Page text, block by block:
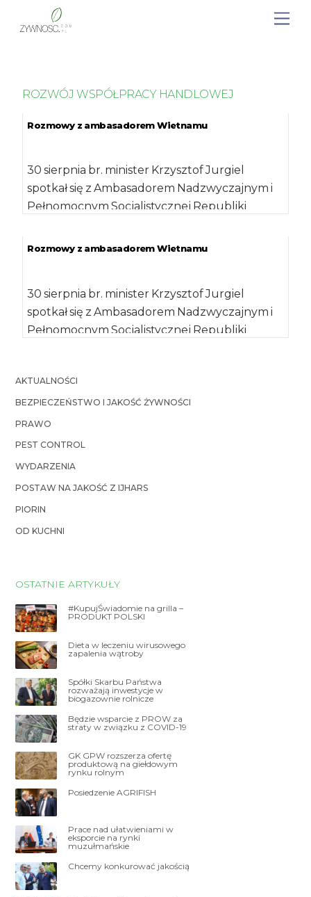
ROZWÓJ WSPÓŁPRACY HANDLOWEJ
Rozmowy z ambasadorem Wietnamu
30 sierpnia br. minister Krzysztof Jurgiel
spotkał się z Ambasadorem Nadzwyczajnym i
Pełnomocnym Socjalistycznej Republiki
Rozmowy z ambasadorem Wietnamu
30 sierpnia br. minister Krzysztof Jurgiel
spotkał się z Ambasadorem Nadzwyczajnym i
Pełnomocnym Socjalistycznej Republiki
AKTUALNOŚCI
BEZPIECZEŃSTWO I JAKOŚĆ ŻYWNOŚCI
PRAWO
PEST CONTROL
WYDARZENIA
POSTAW NA JAKOŚĆ Z IJHARS
PIORIN
OD KUCHNI
OSTATNIE ARTYKUŁY
#KupujŚwiadomie na grilla –
PRODUKT POLSKI
Dieta w leczeniu wirusowego
zapalenia wątroby
Spółki Skarbu Państwa
rozważają inwestycje w
biogazownie rolnicze
Będzie wsparcie z PROW za
straty w związku z COVID-19
GK GPW rozszerza ofertę
produktową na giełdowym
rynku rolnym
Posiedzenie AGRIFISH
Prace nad ułatwieniami w
eksporcie na rynki
muzułmańskie
Chcemy konkurować jakością